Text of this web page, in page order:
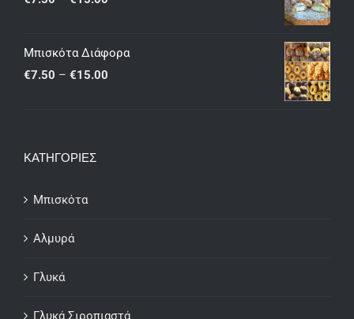
Μπισκότα Διάφορα
€7.50 – €15.00
ΚΑΤΗΓΟΡΙΕΣ
Μπισκότα
Αλμυρά
Γλυκά
Γλυκά Σιροπιαστά